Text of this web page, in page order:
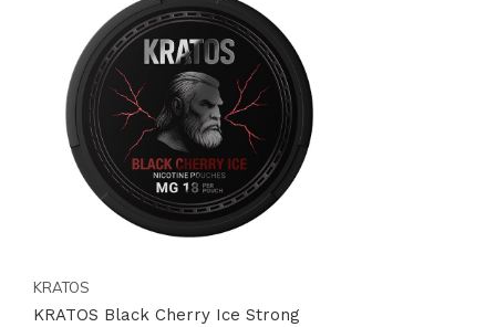
KRATOS
KRATOS Black Cherry Ice Strong